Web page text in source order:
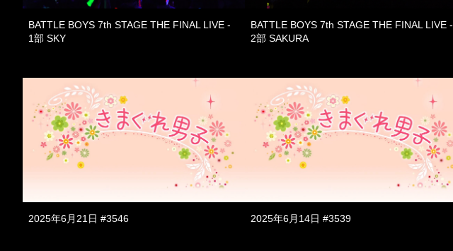
BATTLE BOYS 7th STAGE THE FINAL LIVE -
1部 SKY
BATTLE BOYS 7th STAGE THE FINAL LIVE -
2部 SAKURA
2025年6月21日 #3546 2025年6月14日 #3539